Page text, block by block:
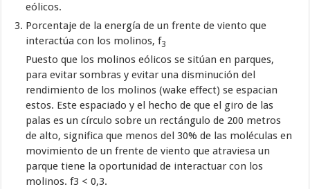
eólicos.
Porcentaje de la energía de un frente de viento que
interactúa con los molinos, f3
Puesto que los molinos eólicos se sitúan en parques,
para evitar sombras y evitar una disminución del
rendimiento de los molinos (wake effect) se espacian
estos. Este espaciado y el hecho de que el giro de las
palas es un círculo sobre un rectángulo de 200 metros
de alto, significa que menos del 30% de las moléculas en
movimiento de un frente de viento que atraviesa un
parque tiene la oportunidad de interactuar con los
molinos. f3 < 0,3.